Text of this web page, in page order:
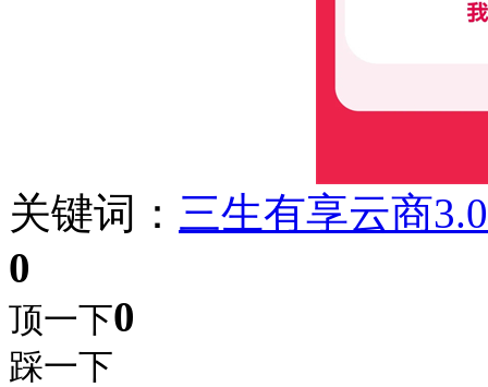
关键词： 三生有享云商3.0
0
顶一下0
踩一下